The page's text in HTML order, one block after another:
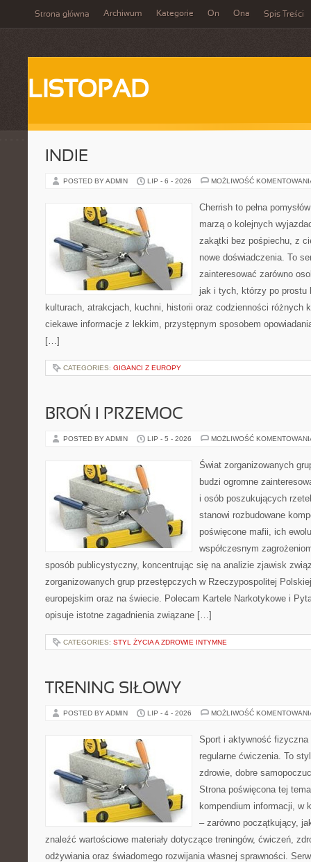
Strona główna Archiwum Kategorie On Ona Spis Treści
LISTOPAD
INDIE
POSTED BY ADMIN LIP - 6 - 2026 MOŻLIWOŚĆ
Cherrish to pełna
marzą o kolejnych
zakątki bez pośpiechu, z
nowe doświadczenia. To
zainteresować zarówno
jak i tych, którzy po prostu
kulturach, atrakcjach, kuchni, historii oraz codzienności różnych
ciekawe informacje z lekkim, przystępnym sposobem
[…]
CATEGORIES: GIGANCI Z EUROPY
BROŃ I PRZEMOC
POSTED BY ADMIN LIP - 5 - 2026 MOŻLIWOŚĆ
Świat zorganizowanych
budzi ogromne
i osób poszukujących
stanowi rozbudowane
poświęcone mafii, ich
współczesnym
sposób publicystyczny, koncentrując się na analizie zjawisk
zorganizowanych grup przestępczych w Rzeczypospolitej
europejskim oraz na świecie. Polecam Kartele Narkotykowe i
opisuje istotne zagadnienia związane […]
CATEGORIES: STYL ŻYCIA A ZDROWIE INTYMNE
TRENING SIŁOWY
POSTED BY ADMIN LIP - 4 - 2026 MOŻLIWOŚĆ
Sport i aktywność
regularne ćwiczenia. To
zdrowie, dobre
Strona poświęcona tej
kompendium informacji, w
– zarówno początkujący,
znaleźć wartościowe materiały dotyczące treningów, ćwiczeń,
odżywiania oraz świadomego rozwijania własnej sprawności.